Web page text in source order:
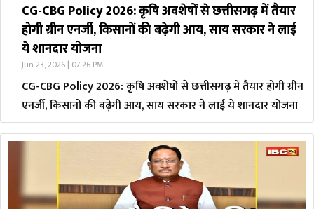
CG-CBG Policy 2026: कृषि अवशेषों से छत्तीसगढ़ में तैयार
होगी ग्रीन एनर्जी, किसानों की बढ़ेगी आय, साय सरकार ने लाई
ये शानदार योजना
Jun 23, 2026 | 07:26 PM
CG-CBG Policy 2026: कृषि अवशेषों से छत्तीसगढ़ में तैयार होगी ग्रीन
एनर्जी, किसानों की बढ़ेगी आय, साय सरकार ने लाई ये शानदार योजना